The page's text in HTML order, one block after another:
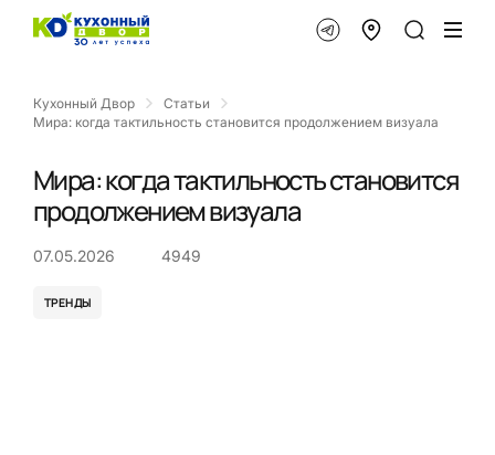
Кухонный Двор
Статьи
Мира: когда тактильность становится продолжением визуала
Мира: когда тактильность становится
продолжением визуала
07.05.2026 4949
ТРЕНДЫ